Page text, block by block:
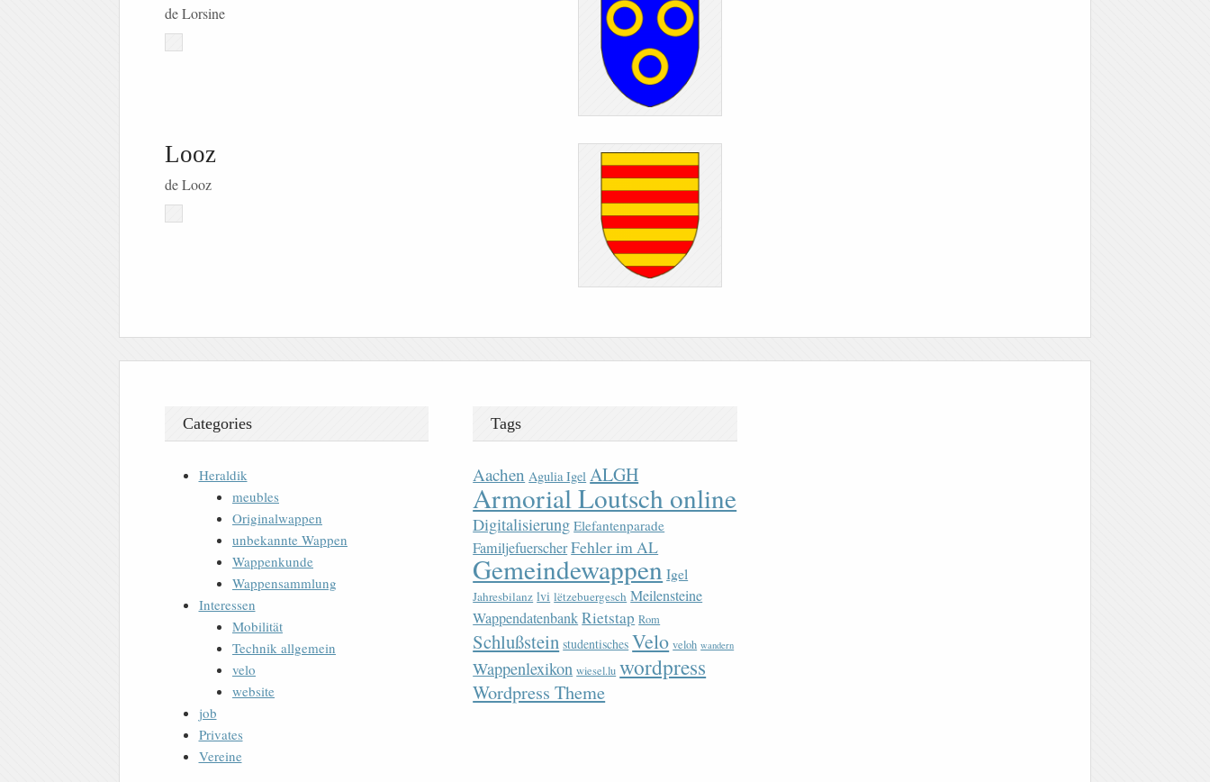
de Lorsine
Looz
de Looz
Categories
Heraldik
meubles
Originalwappen
unbekannte Wappen
Wappenkunde
Wappensammlung
Interessen
Mobilität
Technik allgemein
velo
website
job
Privates
Vereine
Tags
Aachen Agulia Igel ALGH
Armorial Loutsch online
Digitalisierung Elefantenparade
FamiljefuerscherFehler im AL
Gemeindewappen Igel
Jahresbilanz lvi lëtzebuergesch Meilensteine
WappendatenbankRietstap Rom
Schlußstein studentisches Velo veloh wandern
Wappenlexikon wiesel.lu wordpress
Wordpress Theme